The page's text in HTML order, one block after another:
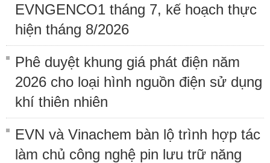
EVNGENCO1 tháng 7, kế hoạch thực
hiện tháng 8/2026
Phê duyệt khung giá phát điện năm
2026 cho loại hình nguồn điện sử dụng
khí thiên nhiên
EVN và Vinachem bàn lộ trình hợp tác
làm chủ công nghệ pin lưu trữ năng